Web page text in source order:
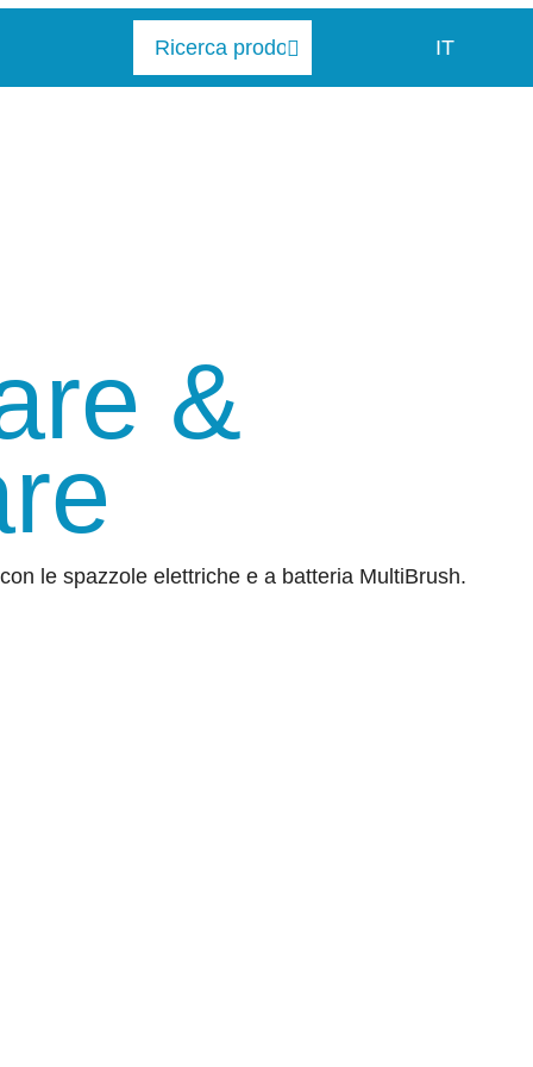
IT
&
le spazzole elettriche e a batteria MultiBrush.